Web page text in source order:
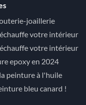
joaillerie
votre intérieur
votre intérieur
epoxy en 2024
peinture à l'huile
bleu canard !